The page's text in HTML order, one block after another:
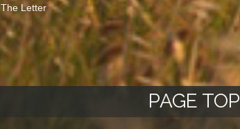
The Letter
PAGE TOP